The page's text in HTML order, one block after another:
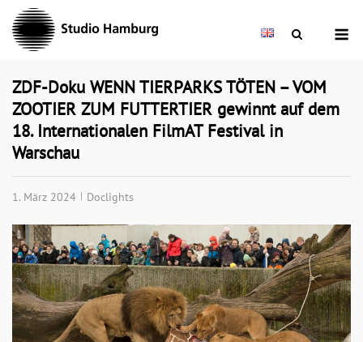
Skip
content
ZDF-Doku WENN TIERPARKS TÖTEN – VOM
ZOOTIER ZUM FUTTERTIER gewinnt auf dem
18. Internationalen FilmAT Festival in
Warschau
1. März 2024 Doclights